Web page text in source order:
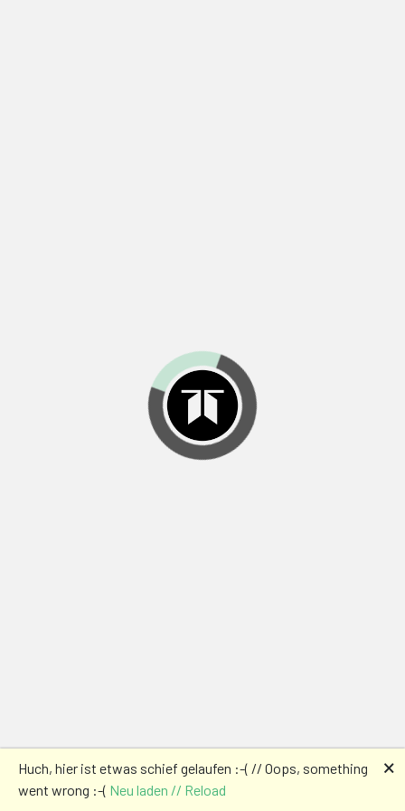
Huch, hier ist etwas schief gelaufen :-( // Oops, something
went wrong :-( Neu laden // Reload
🗙